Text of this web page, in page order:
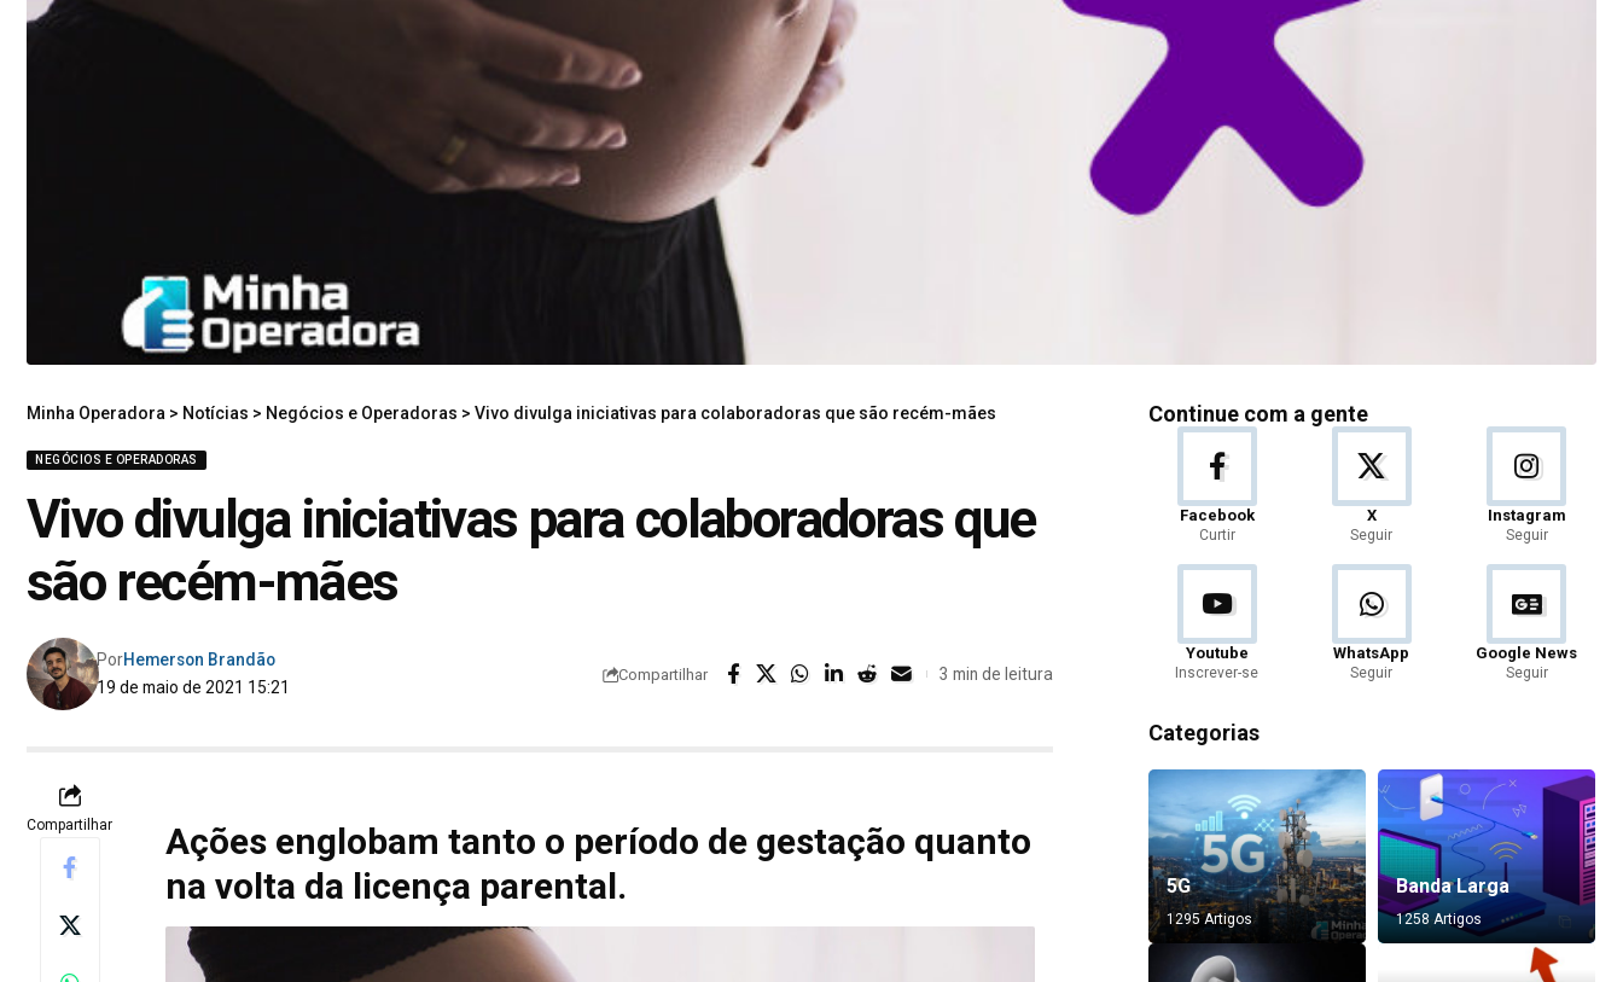
Minha Operadora > Notícias > Negócios e Operadoras > Vivo divulga iniciativas para colaboradoras que são recém-mães
NEGÓCIOS E OPERADORAS
Vivo divulga iniciativas para colaboradoras que
são recém-mães
19 de maio de 2021 15:21
PorHemerson Brandão
Compartilhar 3 min de leitura
Compartilhar
Ações englobam tanto o período de gestação quanto
na volta da licença parental.
Continue com a gente
Facebook
Curtir
X
Seguir
Instagram
Seguir
Youtube
Inscrever-se
WhatsApp
Seguir
Google News
Seguir
Categorias
5G
1295 Artigos
Banda Larga
1258 Artigos